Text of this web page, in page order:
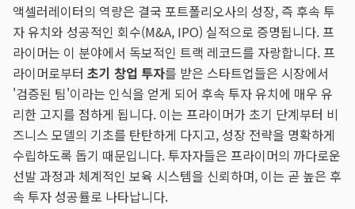
액셀러레이터의 역량은 결국 포트폴리오사의 성장, 즉 후속 투
자 유치와 성공적인 회수(M&A, IPO) 실적으로 증명됩니다. 프
라이머는 이 분야에서 독보적인 트랙 레코드를 자랑합니다. 프
라이머로부터 초기 창업 투자를 받은 스타트업들은 시장에서
'검증된 팀'이라는 인식을 얻게 되어 후속 투자 유치에 매우 유
리한 고지를 점하게 됩니다. 이는 프라이머가 초기 단계부터 비
즈니스 모델의 기초를 탄탄하게 다지고, 성장 전략을 명확하게
수립하도록 돕기 때문입니다. 투자자들은 프라이머의 까다로운
선발 과정과 체계적인 보육 시스템을 신뢰하며, 이는 곧 높은 후
속 투자 성공률로 나타납니다.